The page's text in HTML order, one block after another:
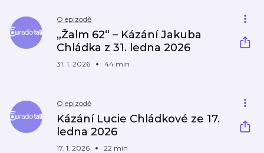
O epizodě
„Žalm 62“ – Kázání Jakuba
Chládka z 31. ledna 2026
31. 1. 2026 44 min
O epizodě
Kázání Lucie Chládkové ze 17.
ledna 2026
17. 1. 2026 22 min